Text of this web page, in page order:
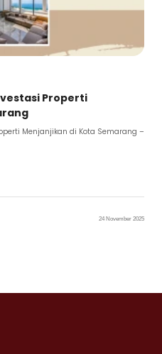
Properti
Menjanjikan di Kota Semarang –
24 November 2025